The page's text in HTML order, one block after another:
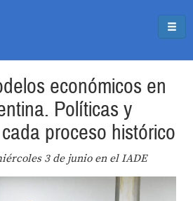
económicos en
Políticas y
proceso histórico
3 de junio en el IADE